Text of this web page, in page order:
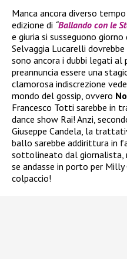
Manca ancora diverso
edizione di “Ballando con le
e giuria si susseguono
Selvaggia Lucarelli
sono ancora i dubbi legati al
preannuncia essere una
clamorosa indiscrezione
mondo del gossip, ovvero
Francesco Totti sarebbe in
dance show Rai! Anzi,
Giuseppe Candela, la
ballo sarebbe addirittura in
sottolineato dal giornalista,
se andasse in porto per Milly
colpaccio!